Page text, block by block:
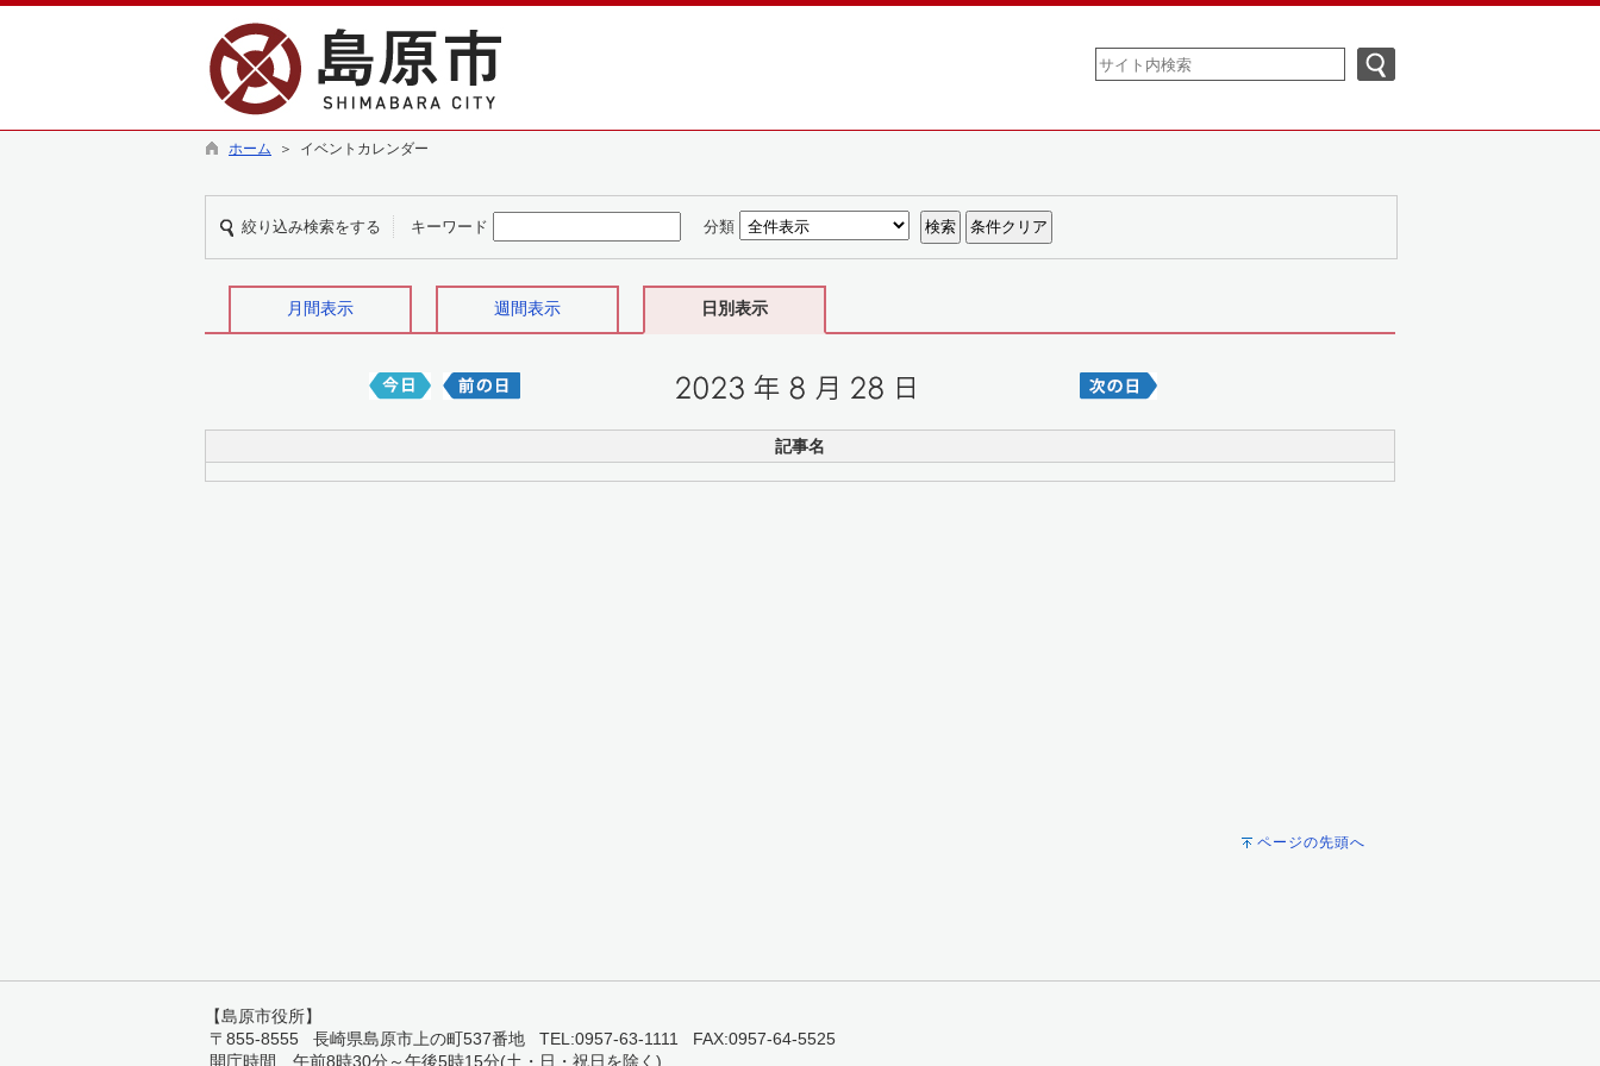
ホーム ＞ イベントカレンダー
絞り込み検索をする キーワード 分類
月間表示 週間表示 日別表示
記事名
ページの先頭へ
【島原市役所】
〒855-8555 長崎県島原市上の町537番地 TEL:0957-63-1111 FAX:0957-64-5525
開庁時間 午前8時30分～午後5時15分(土・日・祝日を除く)